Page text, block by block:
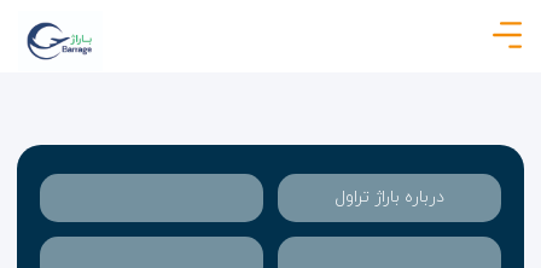
درباره باراژ تراول